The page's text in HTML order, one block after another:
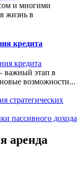
и многими
жизнь в
кредита
важный этап в
возможности...
стратегических
пассивного дохода
аренда